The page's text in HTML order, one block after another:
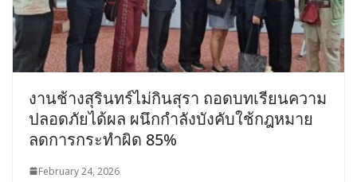
งานช้างสุรินทร์ไม่กินสุรา ถอดบทเรียนความ
ปลอดภัยได้ผล ผนึกกำลังบังคับใช้กฎหมาย
ลดการกระทำผิด 85%
February 24, 2026